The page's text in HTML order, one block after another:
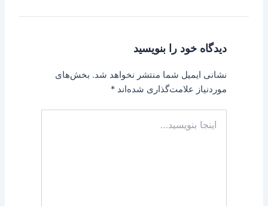
دیدگاه‌ خود را بنویسید
نشانی ایمیل شما منتشر نخواهد شد. بخش‌های
موردنیاز علامت‌گذاری شده‌اند *
بنویسید…